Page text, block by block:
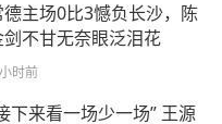
德主场0比3憾负长沙，陈
剑不甘无奈眼泛泪花
时前
下来看一场少一场” 王源